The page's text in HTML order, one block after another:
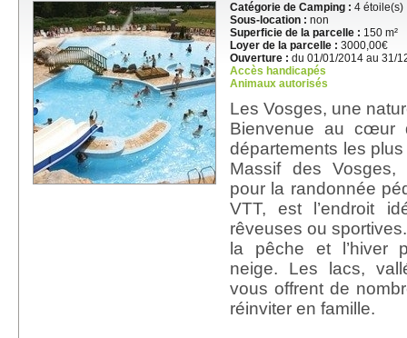
Catégorie de Camping : 4 étoile(s)
Sous-location : non
Superficie de la parcelle : 150 m²
Loyer de la parcelle : 3000,00€
Ouverture : du 01/01/2014 au 31/
Accès handicapés
Animaux autorisés
Les Vosges, une
Bienvenue au cœur
départements les
Massif des Vosges,
pour la randonnée
VTT, est l’endroit
rêveuses ou
la pêche et l’hiver
neige. Les lacs,
vous offrent de
réinviter en famille.